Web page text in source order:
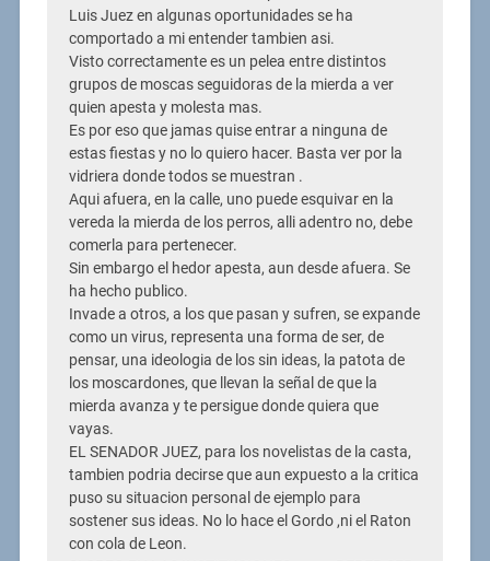
Luis Juez en algunas oportunidades se ha
comportado a mi entender tambien asi.
Visto correctamente es un pelea entre distintos
grupos de moscas seguidoras de la mierda a ver
quien apesta y molesta mas.
Es por eso que jamas quise entrar a ninguna de
estas fiestas y no lo quiero hacer. Basta ver por la
vidriera donde todos se muestran .
Aqui afuera, en la calle, uno puede esquivar en la
vereda la mierda de los perros, alli adentro no, debe
comerla para pertenecer.
Sin embargo el hedor apesta, aun desde afuera. Se
ha hecho publico.
Invade a otros, a los que pasan y sufren, se expande
como un virus, representa una forma de ser, de
pensar, una ideologia de los sin ideas, la patota de
los moscardones, que llevan la señal de que la
mierda avanza y te persigue donde quiera que
vayas.
EL SENADOR JUEZ, para los novelistas de la casta,
tambien podria decirse que aun expuesto a la critica
puso su situacion personal de ejemplo para
sostener sus ideas. No lo hace el Gordo ,ni el Raton
con cola de Leon.